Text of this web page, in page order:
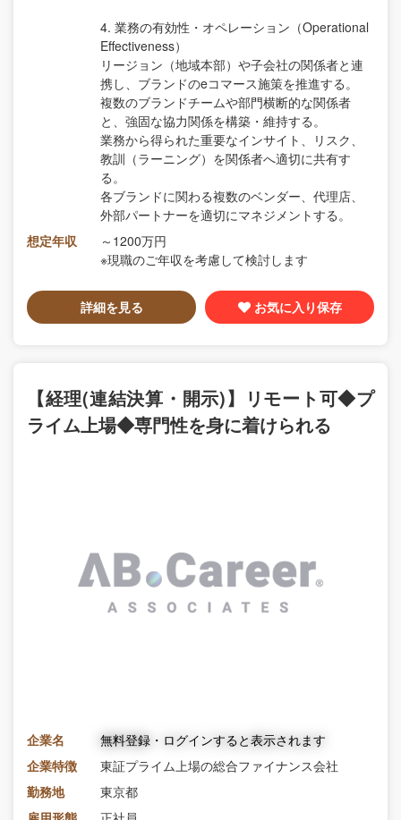
4. 業務の有効性・オペレーション（Operational
Effectiveness）
リージョン（地域本部）や子会社の関係者と連
携し、ブランドのeコマース施策を推進する。
複数のブランドチームや部門横断的な関係者
と、強固な協力関係を構築・維持する。
業務から得られた重要なインサイト、リスク、
教訓（ラーニング）を関係者へ適切に共有す
る。
各ブランドに関わる複数のベンダー、代理店、
外部パートナーを適切にマネジメントする。
想定年収
～1200万円
※現職のご年収を考慮して検討します
詳細を見る お気に入り保存
【経理(連結決算・開示)】リモート可◆プ
ライム上場◆専門性を身に着けられる
企業名
無料登録・ログインすると表示されます
企業特徴
東証プライム上場の総合ファイナンス会社
勤務地
東京都